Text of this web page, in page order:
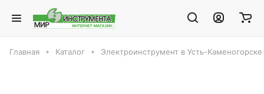
Главная Каталог Электроинструмент в Усть-Каменогорске